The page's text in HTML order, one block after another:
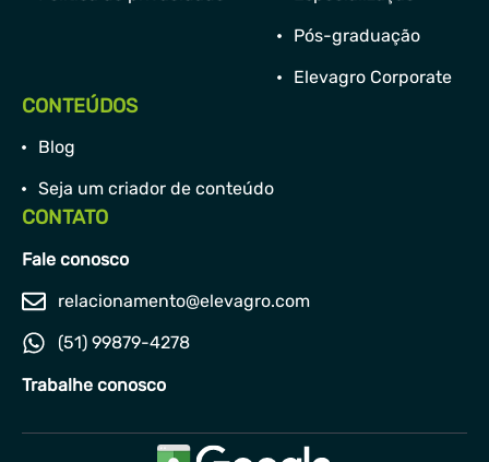
Pós-graduação
Elevagro Corporate
CONTEÚDOS
Blog
Seja um criador de conteúdo
CONTATO
Fale conosco
relacionamento@elevagro.com
(51) 99879-4278
Trabalhe conosco